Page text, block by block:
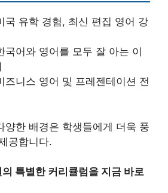
국 유학 경험, 최신 편집 영어 강
국어와 영어를 모두 잘 아는 이
즈니스 영어 및 프레젠테이션 전
양한 배경은 학생들에게 더욱 풍
공합니다.
특별한 커리큘럼을 지금 바로